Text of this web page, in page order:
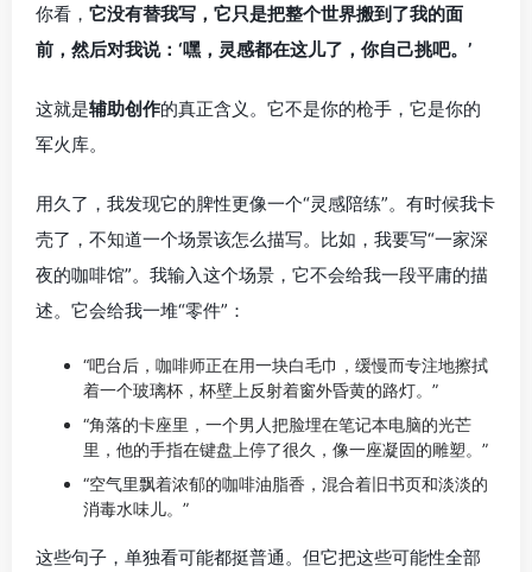
你看， 它没有替我写，它只是把整个世界搬到了我的面
前，然后对我说：‘嘿，灵感都在这儿了，你自己挑吧。’
这就是辅助创作的真正含义。它不是你的枪手，它是你的
军火库。
用久了，我发现它的脾性更像一个“灵感陪练”。有时候我卡
壳了，不知道一个场景该怎么描写。比如，我要写“一家深
夜的咖啡馆”。我输入这个场景，它不会给我一段平庸的描
述。它会给我一堆“零件”：
“吧台后，咖啡师正在用一块白毛巾，缓慢而专注地擦拭
着一个玻璃杯，杯壁上反射着窗外昏黄的路灯。”
“角落的卡座里，一个男人把脸埋在笔记本电脑的光芒
里，他的手指在键盘上停了很久，像一座凝固的雕塑。”
“空气里飘着浓郁的咖啡油脂香，混合着旧书页和淡淡的
消毒水味儿。”
这些句子，单独看可能都挺普通。但它把这些可能性全部